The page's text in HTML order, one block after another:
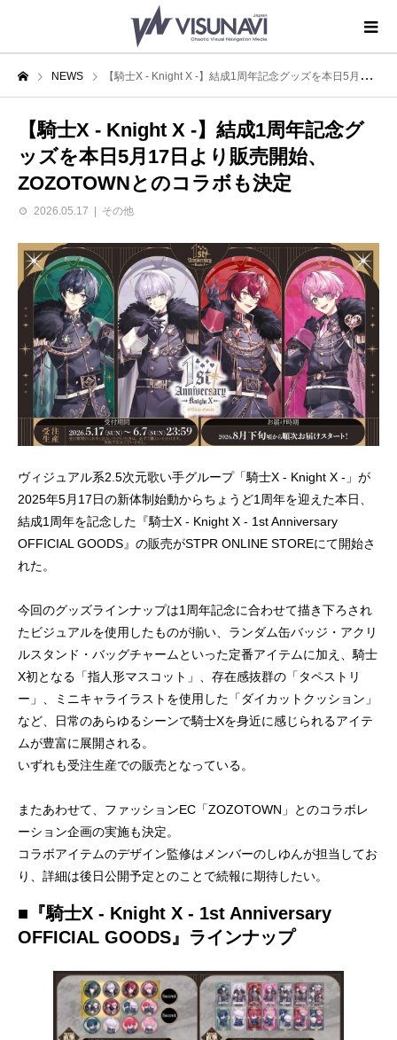
NEWS 【騎士X - Knight X -】結成1周年記念グッズを本日5月17日より販売開始、ZOZOTOWNとのコラボも決定
【騎士X - Knight X -】結成1周年記念グ
ッズを本日5月17日より販売開始、
ZOZOTOWNとのコラボも決定
2026.05.17 その他
ヴィジュアル系2.5次元歌い手グループ「騎士X - Knight X -」が
2025年5月17日の新体制始動からちょうど1周年を迎えた本日、
結成1周年を記念した『騎士X - Knight X - 1st Anniversary
OFFICIAL GOODS』の販売がSTPR ONLINE STOREにて開始さ
れた。
今回のグッズラインナップは1周年記念に合わせて描き下ろされ
たビジュアルを使用したものが揃い、ランダム缶バッジ・アクリ
ルスタンド・バッグチャームといった定番アイテムに加え、騎士
X初となる「指人形マスコット」、存在感抜群の「タペストリ
ー」、ミニキャライラストを使用した「ダイカットクッション」
など、日常のあらゆるシーンで騎士Xを身近に感じられるアイテ
ムが豊富に展開される。
いずれも受注生産での販売となっている。
またあわせて、ファッションEC「ZOZOTOWN」とのコラボレ
ーション企画の実施も決定。
コラボアイテムのデザイン監修はメンバーのしゆんが担当してお
り、詳細は後日公開予定とのことで続報に期待したい。
■『騎士X - Knight X - 1st Anniversary
OFFICIAL GOODS』ラインナップ